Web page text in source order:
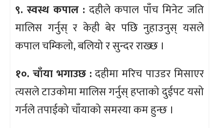
९. स्वस्थ कपाल : दहीले कपाल पाँच मिनेट जति
मालिस गर्नुस् र केही बेर पछि नुहाउनुस् यसले
कपाल चम्किलो, बलियो र सुन्दर राख्छ ।
१०. चाँया भगाउछ :दहीमा मरिच पाउडर मिसाएर
त्यसले टाउकोमा मालिस गर्नुस् हप्ताको दुईपट यसो
गर्नले तपाईको चाँयाको समस्या कम हुन्छ ।